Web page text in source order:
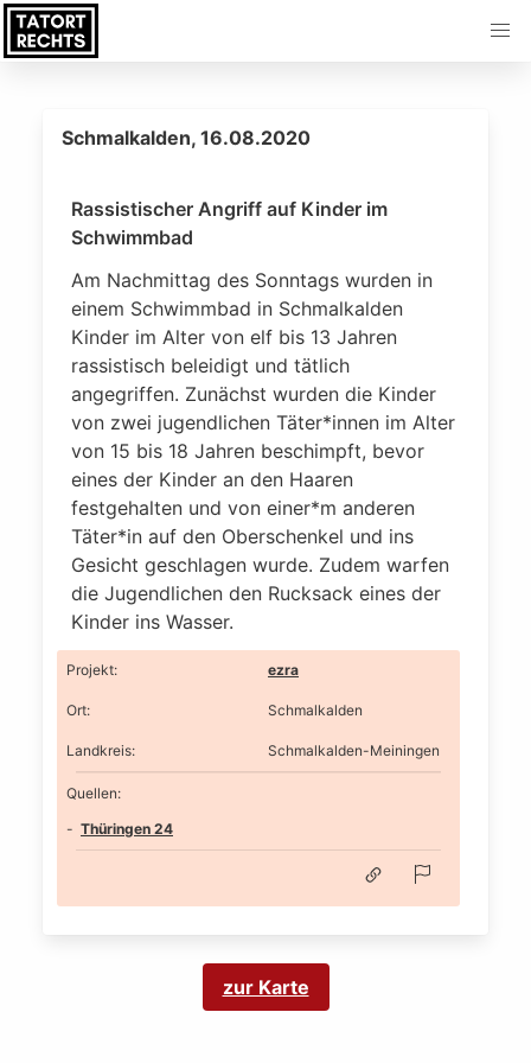
Schmalkalden, 16.08.2020
Rassistischer Angriff auf Kinder im
Schwimmbad
Am Nachmittag des Sonntags wurden in
einem Schwimmbad in Schmalkalden
Kinder im Alter von elf bis 13 Jahren
rassistisch beleidigt und tätlich
angegriffen. Zunächst wurden die Kinder
von zwei jugendlichen Täter*innen im Alter
von 15 bis 18 Jahren beschimpft, bevor
eines der Kinder an den Haaren
festgehalten und von einer*m anderen
Täter*in auf den Oberschenkel und ins
Gesicht geschlagen wurde. Zudem warfen
die Jugendlichen den Rucksack eines der
Kinder ins Wasser.
Projekt: ezra
Ort: Schmalkalden
Landkreis: Schmalkalden-Meiningen
Quellen:
Thüringen 24
zur Karte